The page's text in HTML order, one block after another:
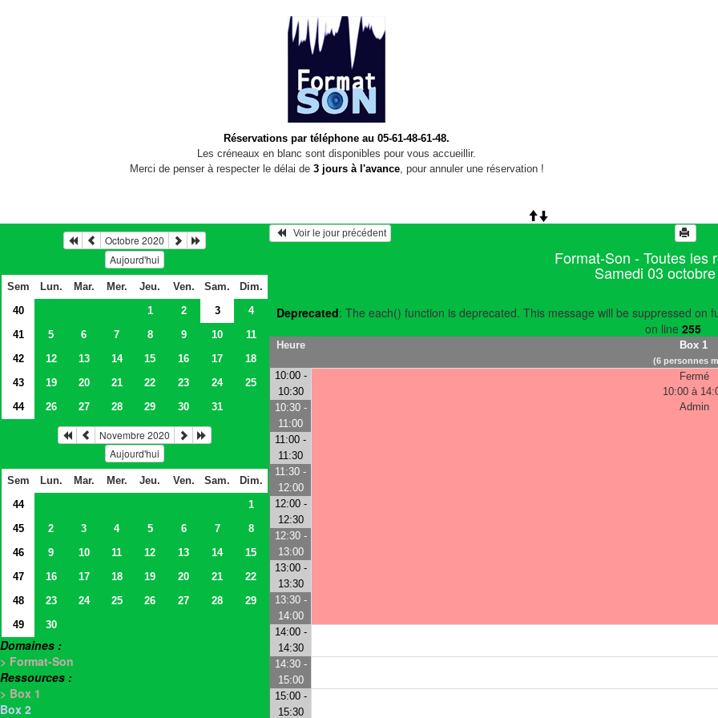
Réservations par téléphone au 05-61-48-61-48.
Les créneaux en blanc sont disponibles pour vous accueillir.
Merci de penser à respecter le délai de 3 jours à l'avance, pour annuler une réservation !
Octobre 2020
Aujourd'hui
Sem Lun. Mar. Mer. Jeu. Ven. Sam.
Dim.
40
1 2 3
4
41
5 6 7 8 9 10
11
42
12 13 14 15 16 17
18
43
19 20 21 22 23 24
25
44
26 27 28 29 30 31
Novembre 2020
Aujourd'hui
Sem Lun. Mar. Mer. Jeu. Ven. Sam.
Dim.
44
1
45
2 3 4 5 6 7
8
46
9 10 11 12 13 14
15
47
16 17 18 19 20 21
22
48
23 24 25 26 27 28
29
49
30
Domaines :
> Format-Son
Ressources :
> Box 1
Box 2
   Voir le jour précédent
Format-Son - Toutes les
Samedi 03
Deprecated: The each() function is deprecated. This message will be suppressed on
on line 255
Heure Box 1
(6 personnes
10:00 -
10:30
Fermé
10:00 à
Admin
10:30 -
11:00
11:00 -
11:30
11:30 -
12:00
12:00 -
12:30
12:30 -
13:00
13:00 -
13:30
13:30 -
14:00
14:00 -
14:30
14:30 -
15:00
15:00 -
15:30